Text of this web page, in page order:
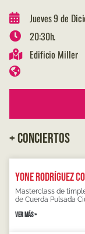
Jueves 9 de
20:30h.
Edificio Miller
+ CONCIERTOS
Yone Rodríguez
Masterclass de
de Cuerda Pulsada
VER MÁS »